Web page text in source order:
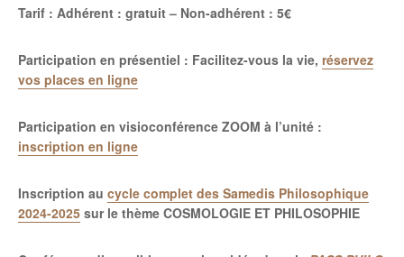
Tarif : Adhérent : gratuit – Non-adhérent : 5€
Participation en présentiel : Facilitez-vous la vie, réservez
vos places en ligne
Participation en visioconférence ZOOM à l’unité :
inscription en ligne
Inscription au cycle complet des Samedis Philosophique
2024-2025 sur le thème COSMOLOGIE ET PHILOSOPHIE